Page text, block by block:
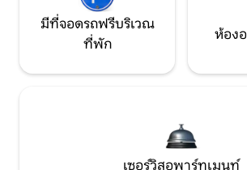
มีที่จอดรถฟรีบริเวณ
ที่พัก
ห้อง
เซอร์วิสอพาร์ทเมนท์